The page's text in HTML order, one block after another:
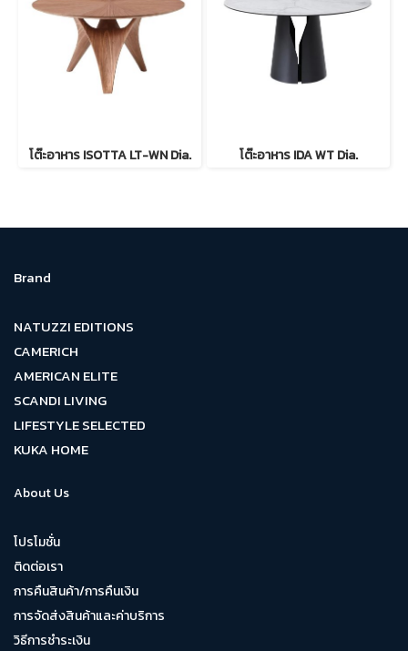
โต๊ะอาหาร ISOTTA LT-WN Dia. โต๊ะอาหาร IDA WT Dia.
Brand
NATUZZI EDITIONS
CAMERICH
AMERICAN ELITE
SCANDI LIVING
LIFESTYLE SELECTED
KUKA HOME
About Us
โปรโมชั่น
ติดต่อเรา
การคืนสินค้า/การคืนเงิน
การจัดส่งสินค้าและค่าบริการ
วิธีการชำระเงิน